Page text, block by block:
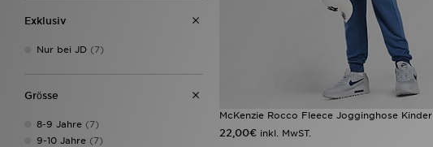
New Balance
Pink Soda Sport
Supply & Demand(9)
Under Armour
Unlike Humans
Exklusiv
Nur bei JD (7)
Grӧsse
8-9 Jahre (7)
9-10 Jahre (7)
McKenzie Rocco Fleece Jogginghose Kinder
22,00€ inkl. MwST.